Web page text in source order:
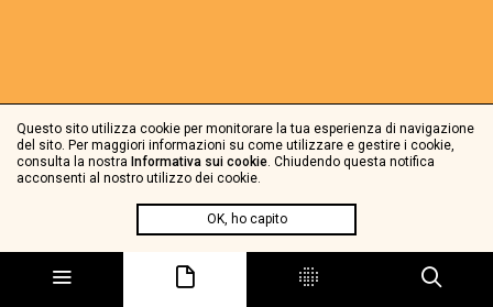
Questo sito utilizza cookie per monitorare la tua esperienza di navigazione
del sito. Per maggiori informazioni su come utilizzare e gestire i cookie,
consulta la nostra Informativa sui cookie. Chiudendo questa notifica
acconsenti al nostro utilizzo dei cookie.
OK, ho capito